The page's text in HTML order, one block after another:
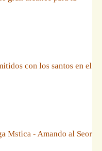
con los santos en el
Mstica - Amando al Seor